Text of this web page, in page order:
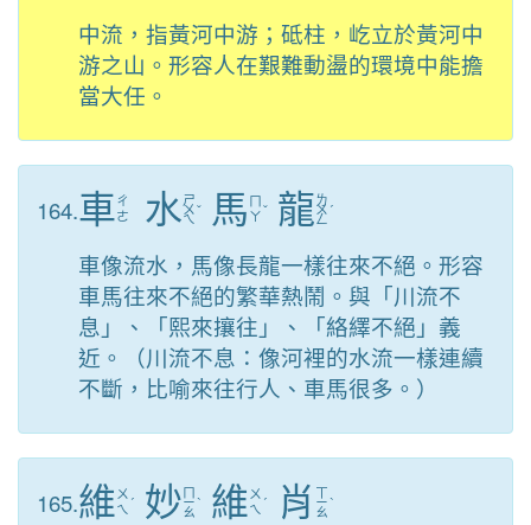
中流，指黃河中游；砥柱，屹立於黃河中
游之山。形容人在艱難動盪的環境中能擔
當大任。
164.車ㄔ
ㄜ
水ㄕ
ㄨ
ㄟ
ˇ 馬 ㄇ
ㄚˇ 龍ㄌ
ㄨ
ㄥ
ˊ
車像流水，馬像長龍一樣往來不絕。形容
車馬往來不絕的繁華熱鬧。與「川流不
息」、「熙來攘往」、「絡繹不絕」義
近。（川流不息：像河裡的水流一樣連續
不斷，比喻來往行人、車馬很多。）
165.維 ㄨ
ㄟ ˊ 妙 ㄇ
ㄧ
ㄠ
ˋ 維 ㄨ
ㄟ ˊ 肖 ㄒ
ㄧ
ㄠ
ˋ